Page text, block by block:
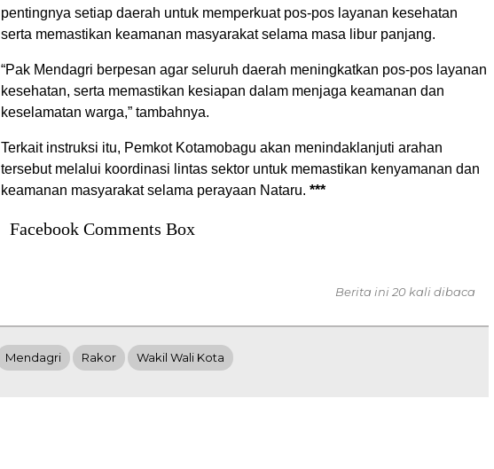
pentingnya setiap daerah untuk memperkuat pos-pos layanan kesehatan
serta memastikan keamanan masyarakat selama masa libur panjang.
“Pak Mendagri berpesan agar seluruh daerah meningkatkan pos-pos layanan
kesehatan, serta memastikan kesiapan dalam menjaga keamanan dan
keselamatan warga,” tambahnya.
Terkait instruksi itu, Pemkot Kotamobagu akan menindaklanjuti arahan
tersebut melalui koordinasi lintas sektor untuk memastikan kenyamanan dan
keamanan masyarakat selama perayaan Nataru. ***
Facebook Comments Box
Berita ini 20 kali dibaca
Mendagri Rakor Wakil Wali Kota